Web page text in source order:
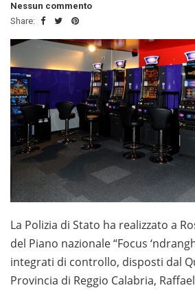
Nessun commento
Share:
La Polizia di Stato ha realizzato a
del Piano nazionale “Focus
integrati di controllo, disposti dal
Provincia di Reggio Calabria,